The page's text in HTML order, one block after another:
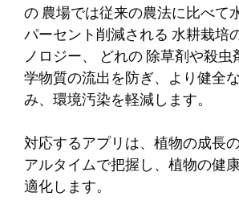
の農場では従来の農法に比べて
パーセント削減される 水耕栽培
ノロジー、 どれの除草剤や殺
学物質の流出を防ぎ、より健全
み、環境汚染を軽減します。
対応するアプリは、植物の成長
アルタイムで把握し、植物の健
適化します。